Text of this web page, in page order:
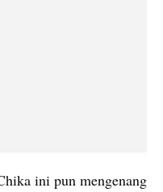
ini pun mengenang